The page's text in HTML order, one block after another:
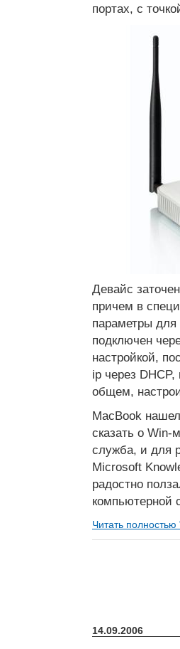
портах, c
Девайс
причем в
параметры для
подключен
настройкой,
ip через
общем,
MacBook
сказать о
служба, и для
Microsoft
радостно
компьютерной
Читать
14.09.2006